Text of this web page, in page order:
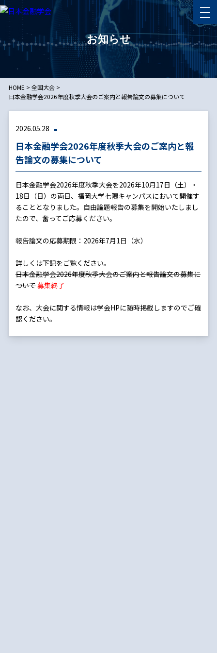
お知らせ
HOME > 全国大会>
日本金融学会2026年度秋季大会のご案内と報告論文の募集について
2026.05.28
日本金融学会2026年度秋季大会のご案内と報
告論文の募集について
日本金融学会2026年度秋季大会を2026年10月17日（土）・
18日（日）の両日、福岡大学七隈キャンパスにおいて開催す
ることとなりました。自由論題報告の募集を開始いたしまし
たので、奮ってご応募ください。
報告論文の応募期限：2026年7月1日（水）
詳しくは下記をご覧ください。
日本金融学会2026年度秋季大会のご案内と報告論文の募集に
ついて募集終了
なお、大会に関する情報は学会HPに随時掲載しますのでご確
認ください。